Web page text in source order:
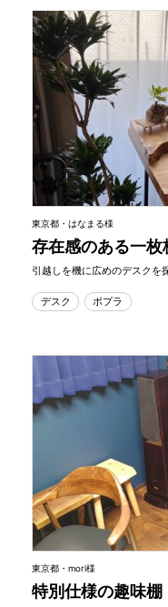
東京都・はなまる様
存在感のある一枚
引越しを機に広めのデスクを
デスク ポプラ
東京都・mori様
特別仕様の趣味棚